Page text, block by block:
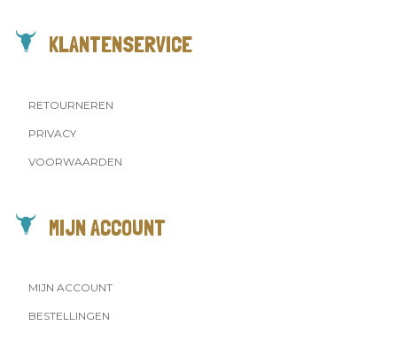
KLANTENSERVICE
RETOURNEREN
PRIVACY
VOORWAARDEN
MIJN ACCOUNT
MIJN ACCOUNT
BESTELLINGEN